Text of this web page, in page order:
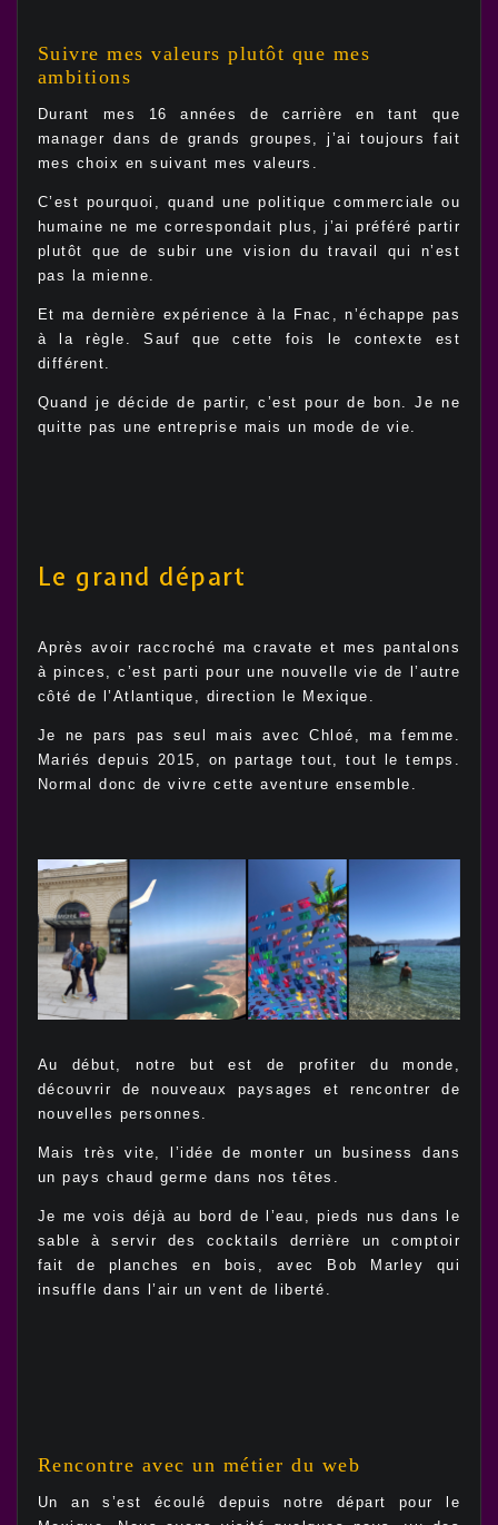
Suivre mes valeurs plutôt que mes
ambitions
Durant mes 16 années de carrière en tant que
manager dans de grands groupes, j’ai toujours fait
mes choix en suivant mes valeurs.
C’est pourquoi, quand une politique commerciale ou
humaine ne me correspondait plus, j’ai préféré partir
plutôt que de subir une vision du travail qui n’est
pas la mienne.
Et ma dernière expérience à la Fnac, n’échappe pas
à la règle. Sauf que cette fois le contexte est
différent.
Quand je décide de partir, c’est pour de bon. Je ne
quitte pas une entreprise mais un mode de vie.
Le grand départ
Après avoir raccroché ma cravate et mes pantalons
à pinces, c’est parti pour une nouvelle vie de l’autre
côté de l’Atlantique, direction le Mexique.
Je ne pars pas seul mais avec Chloé, ma femme.
Mariés depuis 2015, on partage tout, tout le temps.
Normal donc de vivre cette aventure ensemble.
Au début, notre but est de profiter du monde,
découvrir de nouveaux paysages et rencontrer de
nouvelles personnes.
Mais très vite, l’idée de monter un business dans
un pays chaud germe dans nos têtes.
Je me vois déjà au bord de l’eau, pieds nus dans le
sable à servir des cocktails derrière un comptoir
fait de planches en bois, avec Bob Marley qui
insuffle dans l’air un vent de liberté.
Rencontre avec un métier du web
Un an s’est écoulé depuis notre départ pour le